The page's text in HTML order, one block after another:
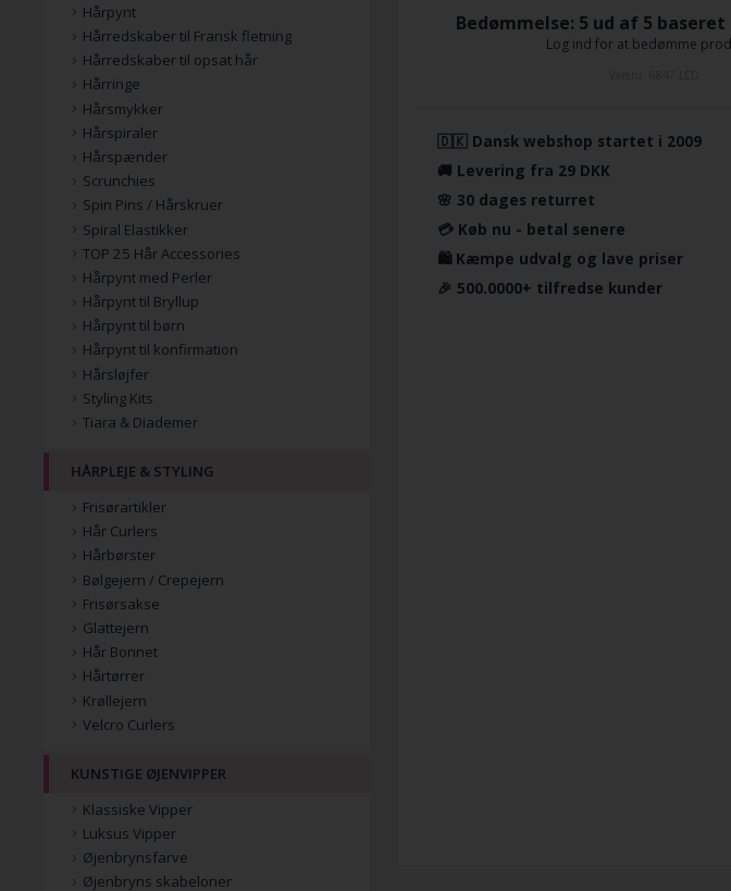
Bedømmelse: 5 ud af 5 baseret
Log ind for at bedømme
🇩🇰 Dansk webshop startet i 2009
🚚 Levering fra 29 DKK
🌸 30 dages returret
💳 Køb nu - betal senere
🛍️ Kæmpe udvalg og lave priser
🎉 500.0000+ tilfredse kunder
Hårpynt
Hårredskaber til Fransk fletning
Hårredskaber til opsat hår
Hårringe
Hårsmykker
Hårspiraler
Hårspænder
Scrunchies
Spin Pins / Hårskruer
Spiral Elastikker
TOP 25 Hår Accessories
Hårpynt med Perler
Hårpynt til Bryllup
Hårpynt til børn
Hårpynt til konfirmation
Hårsløjfer
Styling Kits
Tiara & Diademer
HÅRPLEJE & STYLING
Frisørartikler
Hår Curlers
Hårbørster
Bølgejern / Crepejern
Frisørsakse
Glattejern
Hår Bonnet
Hårtørrer
Krøllejern
Velcro Curlers
KUNSTIGE ØJENVIPPER
Klassiske Vipper
Luksus Vipper
Øjenbrynsfarve
Øjenbryns skabeloner